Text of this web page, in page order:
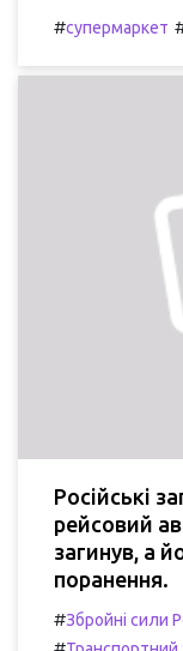
#супермаркет
Російські
рейсовий
загинув, а
поранення.
#Збройні сили